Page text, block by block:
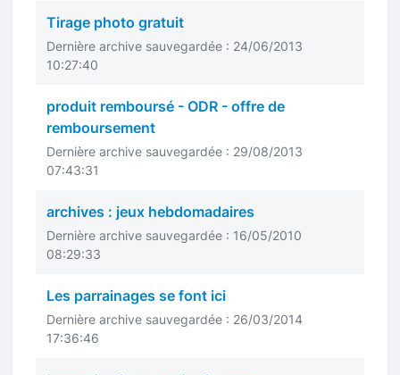
Tirage photo gratuit
Dernière archive sauvegardée : 24/06/2013
10:27:40
produit remboursé - ODR - offre de
remboursement
Dernière archive sauvegardée : 29/08/2013
07:43:31
archives : jeux hebdomadaires
Dernière archive sauvegardée : 16/05/2010
08:29:33
Les parrainages se font ici
Dernière archive sauvegardée : 26/03/2014
17:36:46